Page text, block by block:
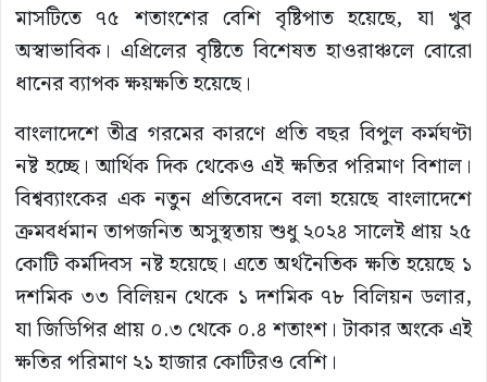
মাসটিতে ৭৫ শতাংশের বেশি বৃষ্টিপাত হয়েছে, যা খুব
অস্বাভাবিক। এপ্রিলের বৃষ্টিতে বিশেষত হাওরাঞ্চলে বোরো
ধানের ব্যাপক ক্ষয়ক্ষতি হয়েছে।
বাংলাদেশে তীব্র গরমের কারণে প্রতি বছর বিপুল কর্মঘণ্টা
নষ্ট হচ্ছে। আর্থিক দিক থেকেও এই ক্ষতির পরিমাণ বিশাল।
বিশ্বব্যাংকের এক নতুন প্রতিবেদনে বলা হয়েছে বাংলাদেশে
ক্রমবর্ধমান তাপজনিত অসুস্থতায় শুধু ২০২৪ সালেই প্রায় ২৫
কোটি কর্মদিবস নষ্ট হয়েছে। এতে অর্থনৈতিক ক্ষতি হয়েছে ১
দশমিক ৩৩ বিলিয়ন থেকে ১ দশমিক ৭৮ বিলিয়ন ডলার,
যা জিডিপির প্রায় ০.৩ থেকে ০.৪ শতাংশ। টাকার অংকে এই
ক্ষতির পরিমাণ ২১ হাজার কোটিরও বেশি।